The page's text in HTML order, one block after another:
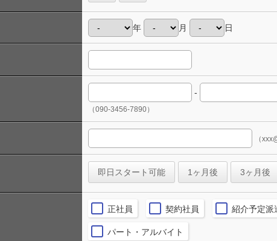
年 月 日
-
（090-3456-7890）
（
即日スタート可能 1ヶ月後 3ヶ月後
正社員 契約社員 紹介予定派
パート・アルバイト